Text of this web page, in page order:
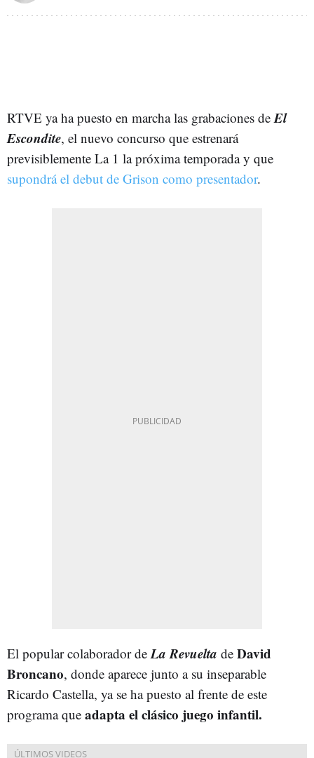
RTVE ya ha puesto en marcha las grabaciones de El
Escondite, el nuevo concurso que estrenará
previsiblemente La 1 la próxima temporada y que
supondrá el debut de Grison como presentador.
El popular colaborador de La Revuelta de David
Broncano, donde aparece junto a su inseparable
Ricardo Castella, ya se ha puesto al frente de este
programa que adapta el clásico juego infantil.